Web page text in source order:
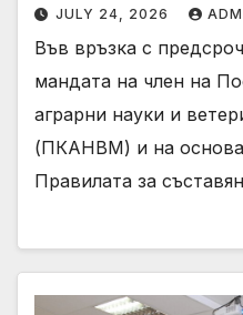
JULY 24, 2026
Във връзка с
мандата на член на
аграрни науки и
(ПКАНВМ) и на
Правилата за